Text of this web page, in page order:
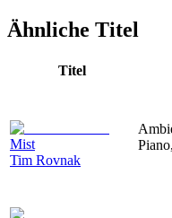
Ähnliche Titel
Titel
Mist
Tim Rovnak